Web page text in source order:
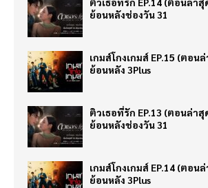
ย้อนหลังช่องวัน 31
เกมส์โกงเกมส์ EP.15 (ตอน
ย้อนหลัง 3Plus
ติวเธอที่รัก EP.13 (ตอนล่าสุ
ย้อนหลังช่องวัน 31
เกมส์โกงเกมส์ EP.14 (ตอน
ย้อนหลัง 3Plus